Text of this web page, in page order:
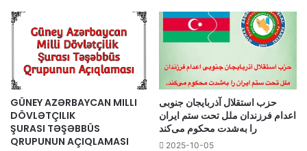
GÜNEY AZƏRBAYCAN MILLI
DÖVLƏTÇILIK
ŞURASI TƏŞƏBBÜS
QRUPUNUN AÇIQLAMASI
حزب استقلال آذربایجان جنوبی
اعدام فرزندان ملل تحت ستم ایران
را به‌شدت محکوم می‌کند
2025-10-05